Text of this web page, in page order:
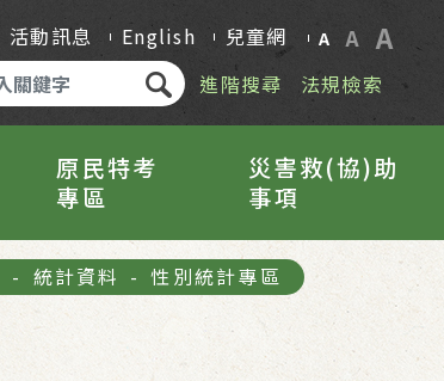
活動訊息 English 兒童網 A A A
進階搜尋 法規檢索
原民特考
專區
災害救(協)助
事項
- 統計資料 - 性別統計專區